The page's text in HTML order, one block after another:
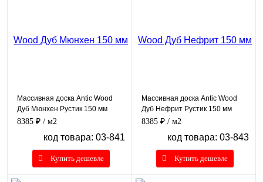
Массивная доска Antic Wood
Дуб Мюнхен Рустик 150 мм
8385 ₽ / м2
код товара: 03-841
Купить дешевле
Массивная доска Antic Wood
Дуб Нефрит Рустик 150 мм
8385 ₽ / м2
код товара: 03-843
Купить дешевле